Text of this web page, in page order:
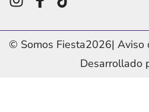
© Somos Fiesta2026| Aviso
Desarrollado